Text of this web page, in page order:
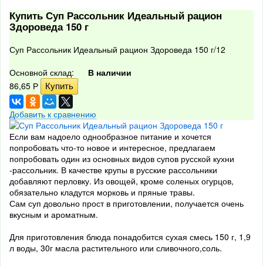
Купить Суп Рассольник Идеальный рацион
Здороведа 150 г
Суп Рассольник Идеальный рацион Здороведа 150 г/12
Основной склад:
В наличии
86,65 Р
Добавить к сравнению
Если вам надоело однообразное питание и хочется
попробовать что-то новое и интересное, предлагаем
попробовать один из основных видов супов русской кухни
-рассольник. В качестве крупы в русские рассольники
добавляют перловку. Из овощей, кроме соленых огурцов,
обязательно кладутся морковь и пряные травы.
Сам суп довольно прост в приготовлении, получается очень
вкусным и ароматным.
Для приготовления блюда понадобится сухая смесь 150 г, 1,9
л воды, 30г масла растительного или сливочного,соль.